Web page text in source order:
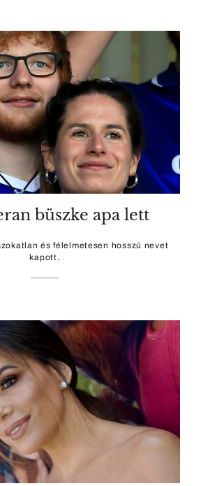
büszke apa lett
és félelmetesen hosszú nevet
kapott.